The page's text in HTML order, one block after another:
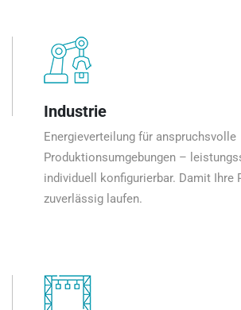
Industrie
Energieverteilung für anspruchsvolle
Produktionsumgebungen –
individuell konfigurierbar. Damit Ihre
zuverlässig laufen.